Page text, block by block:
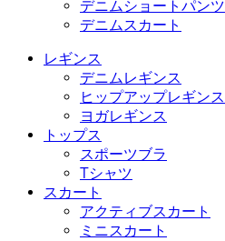
デニムショートパンツ
デニムスカート
レギンス
デニムレギンス
ヒップアップレギンス
ヨガレギンス
トップス
スポーツブラ
Tシャツ
スカート
アクティブスカート
ミニスカート